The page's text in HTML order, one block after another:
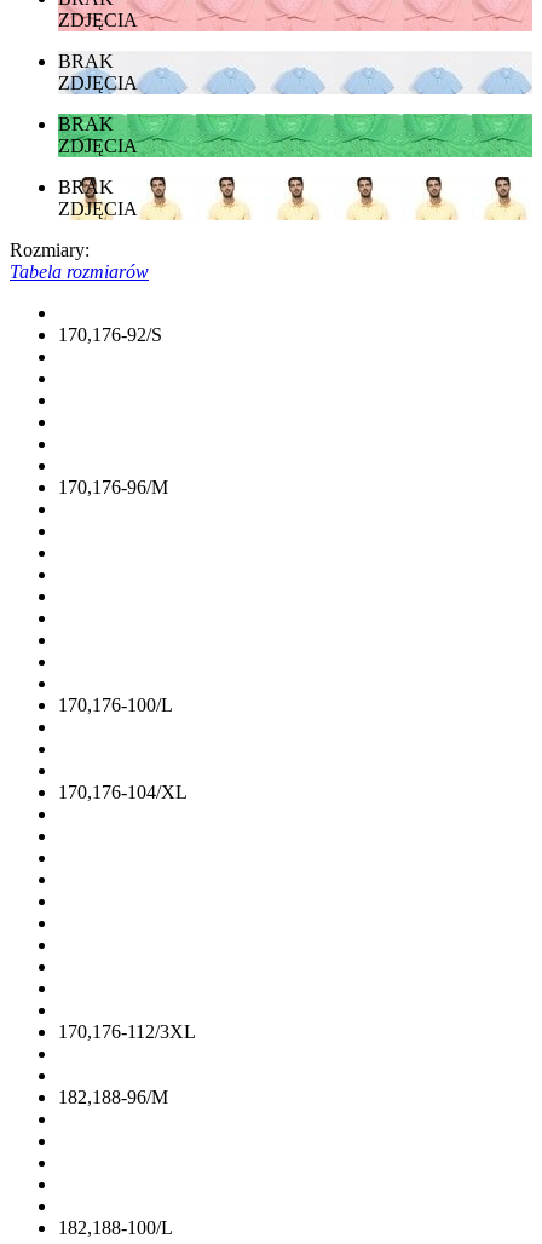
ZDJĘCIA
BRAK
ZDJĘCIA
BRAK
ZDJĘCIA
BRAK
ZDJĘCIA
Rozmiary:
Tabela rozmiarów
170,176-92/S
170,176-96/M
170,176-100/L
170,176-104/XL
170,176-112/3XL
182,188-96/M
182,188-100/L